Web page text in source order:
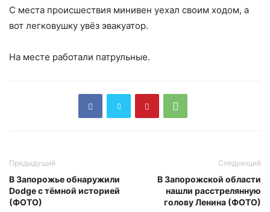
С места происшествия минивен уехал своим ходом, а
вот легковушку увёз эвакуатор.
На месте работали патрульные.
Предыдущий
В Запорожье обнаружили
Dodge с тёмной историей
(ФОТО)
Следующий
В Запорожской области
нашли расстрелянную
голову Ленина (ФОТО)